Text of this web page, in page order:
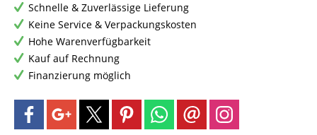
Schnelle & Zuverlässige Lieferung
Keine Service & Verpackungskosten
Hohe Warenverfügbarkeit
Kauf auf Rechnung
Finanzierung möglich